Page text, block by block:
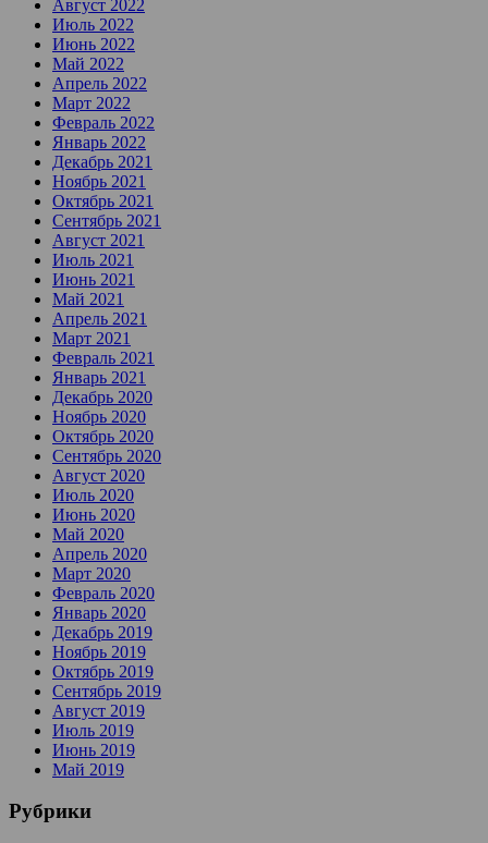
Август 2022
Июль 2022
Июнь 2022
Май 2022
Апрель 2022
Март 2022
Февраль 2022
Январь 2022
Декабрь 2021
Ноябрь 2021
Октябрь 2021
Сентябрь 2021
Август 2021
Июль 2021
Июнь 2021
Май 2021
Апрель 2021
Март 2021
Февраль 2021
Январь 2021
Декабрь 2020
Ноябрь 2020
Октябрь 2020
Сентябрь 2020
Август 2020
Июль 2020
Июнь 2020
Май 2020
Апрель 2020
Март 2020
Февраль 2020
Январь 2020
Декабрь 2019
Ноябрь 2019
Октябрь 2019
Сентябрь 2019
Август 2019
Июль 2019
Июнь 2019
Май 2019
Рубрики